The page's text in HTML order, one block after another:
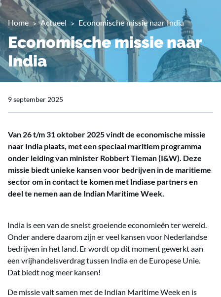
Home Actueel Economische missie naar India
Economische missie naar
India
9 september 2025
Van 26 t/m 31 oktober 2025 vindt de economische missie
naar India plaats, met een speciaal maritiem programma
onder leiding van minister Robbert Tieman (I&W). Deze
missie biedt unieke kansen voor bedrijven in de maritieme
sector om in contact te komen met Indiase partners en
deel te nemen aan de Indian Maritime Week.
India is een van de snelst groeiende economieën ter wereld.
Onder andere daarom zijn er veel kansen voor Nederlandse
bedrijven in het land. Er wordt op dit moment gewerkt aan
een vrijhandelsverdrag tussen India en de Europese Unie.
Dat biedt nog meer kansen!
De missie valt samen met de Indian Maritime Week en is